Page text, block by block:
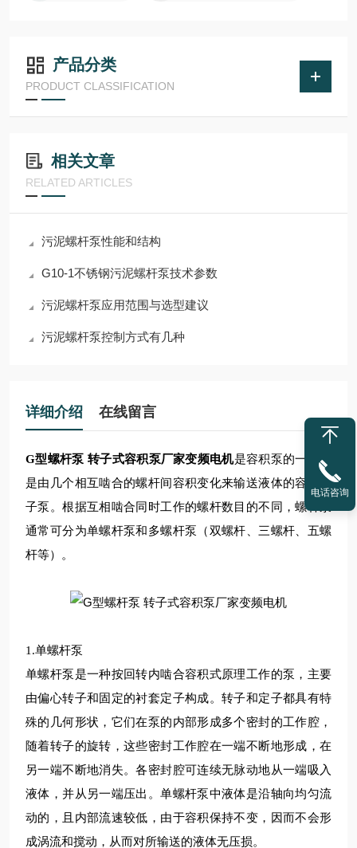
产品分类
PRODUCT CLASSIFICATION
相关文章
RELATED ARTICLES
污泥螺杆泵性能和结构
G10-1不锈钢污泥螺杆泵技术参数
污泥螺杆泵应用范围与选型建议
污泥螺杆泵控制方式有几种
详细介绍 在线留言
G型螺杆泵 转子式容积泵厂家变频电机是容积泵的一种，
是由几个相互啮合的螺杆间容积变化来输送液体的容积转
子泵。根据互相啮合同时工作的螺杆数目的不同，螺杆泵
通常可分为单螺杆泵和多螺杆泵（双螺杆、三螺杆、五螺
杆等）。
1.单螺杆泵
单螺杆泵是一种按回转内啮合容积式原理工作的泵，主要
由偏心转子和固定的衬套定子构成。转子和定子都具有特
殊的几何形状，它们在泵的内部形成多个密封的工作腔，
随着转子的旋转，这些密封工作腔在一端不断地形成，在
另一端不断地消失。各密封腔可连续无脉动地从一端吸入
液体，并从另一端压出。单螺杆泵中液体是沿轴向均匀流
动的，且内部流速较低，由于容积保持不变，因而不会形
成涡流和搅动，从而对所输送的液体无压损。
电话咨询